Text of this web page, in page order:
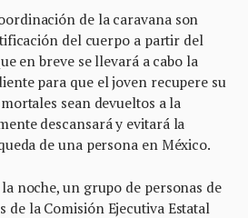
de la caravana son
del cuerpo a partir del
en breve se llevará a cabo la
para que el joven recupere su
sean devueltos a la
descansará y evitará la
de una persona en México.
noche, un grupo de personas de
de la Comisión Ejecutiva Estatal